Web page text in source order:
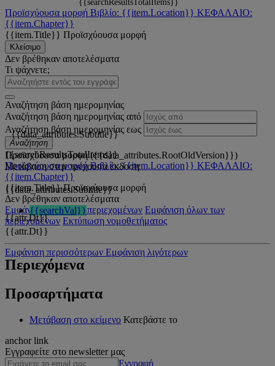
{{searchResultsTotalItems}}
Προϊσχύουσα μορφή Βιβλίο: {{item.Location}} ΚΕΦΑΛΑΙΟ:
{{item.Chapter}}
{{item.Title}} Προϊσχύουσα μορφή
Κλείσιμο
Δεν βρέθηκαν αποτελέσματα
Τι ψάχνετε;
Αναζήτηση βάση ημερομηνίας
Αναζήτηση βάση ημερομηνίας από
Αναζήτηση βάση ημερομηνίας εως
Αναζήτηση
{{searchResultsTotalItems}}
Προϊσχύουσα μορφή Βιβλίο: {{item.Location}} ΚΕΦΑΛΑΙΟ:
{{item.Chapter}}
{{item.Title}} Προϊσχύουσα μορφή
Δεν βρέθηκαν αποτελέσματα
Εμφάνιση όλων των περιεχομένων Εμφάνιση όλων των
περιεχομένων Εκτύπωση νομοθετήματος
{{data_attributes.Subtitle}}
Προϊσχύουσα μορφή ({{data_attributes.RootOldVersion}})
Μετάβαση στην τρέχουσα έκδοση
{{data_attributes.Subtitle}}
{{searchVal}}
{{attr.Dt}}
Εμφάνιση περισσότερων Εμφάνιση λιγότερων
{{attr.Dt}}
Περιεχόμενα
Προσαρτήματα
Μετάβαση στο κείμενο Κατεβάστε το
anchor link
Εγγραφείτε στο newsletter μας
Εγγραφή